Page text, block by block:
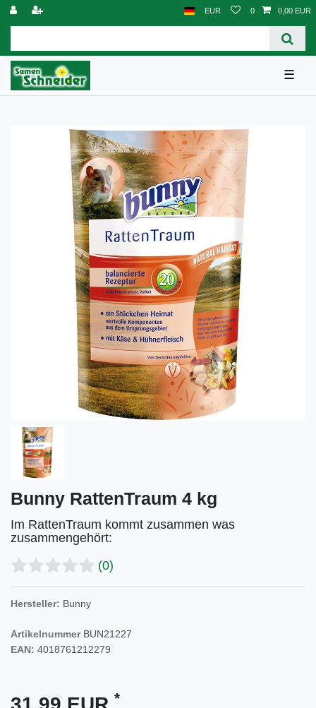
EUR 0 0,00 EUR
☰
Bunny RattenTraum 4 kg
Im RattenTraum kommt zusammen was
zusammengehört:
(0)
Hersteller: Bunny
Artikelnummer BUN21227
EAN: 4018761212279
*